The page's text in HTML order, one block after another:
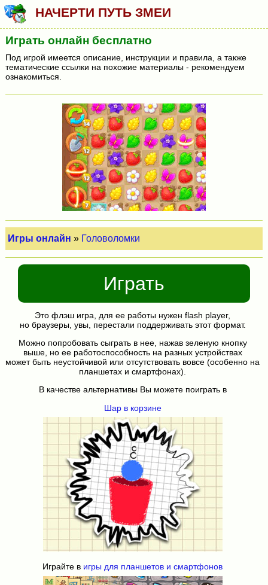
НАЧЕРТИ ПУТЬ ЗМЕИ
Играть онлайн бесплатно
Под игрой имеется описание, инструкции и правила, а также
тематические ссылки на похожие материалы - рекомендуем
ознакомиться.
Игры онлайн » Головоломки
Играть
Это флэш игра, для ее работы нужен flash player,
но браузеры, увы, перестали поддерживать этот формат.
Можно попробовать сыграть в нее, нажав зеленую кнопку
выше, но ее работоспособность на разных устройствах
может быть неустойчивой или отсутствовать вовсе (особенно на
планшетах и смартфонах).
В качестве альтернативы Вы можете поиграть в
Шар в корзине
Играйте в игры для планшетов и смартфонов